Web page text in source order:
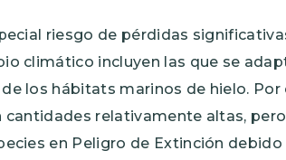
riesgo de pérdidas
climático incluyen las que se
los hábitats marinos de hielo. Por
relativamente altas,
en Peligro de Extinción debido